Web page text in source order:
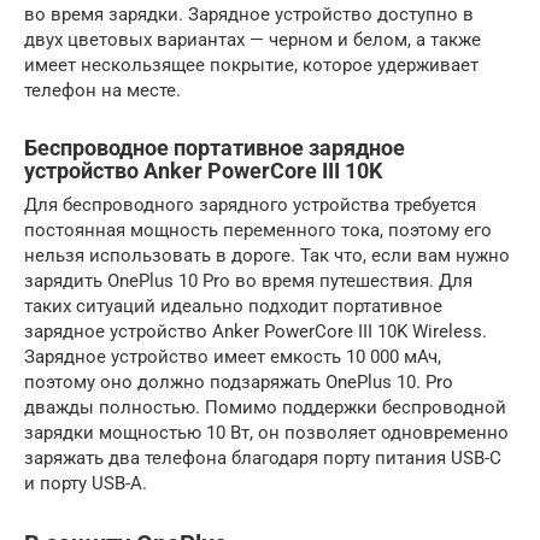
во время зарядки. Зарядное устройство доступно в
двух цветовых вариантах — черном и белом, а также
имеет нескользящее покрытие, которое удерживает
телефон на месте.
Беспроводное портативное зарядное
устройство Anker PowerCore III 10K
Для беспроводного зарядного устройства требуется
постоянная мощность переменного тока, поэтому его
нельзя использовать в дороге. Так что, если вам нужно
зарядить OnePlus 10 Pro во время путешествия. Для
таких ситуаций идеально подходит портативное
зарядное устройство Anker PowerCore III 10K Wireless.
Зарядное устройство имеет емкость 10 000 мАч,
поэтому оно должно подзаряжать OnePlus 10. Pro
дважды полностью. Помимо поддержки беспроводной
зарядки мощностью 10 Вт, он позволяет одновременно
заряжать два телефона благодаря порту питания USB-C
и порту USB-A.